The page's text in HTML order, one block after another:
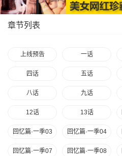
章节列表
上线预告 一话
四话 五话
八话 九话
12话 13话
回忆篇·一季03 回忆篇·一季04
回忆篇·一季07 回忆篇·一季08